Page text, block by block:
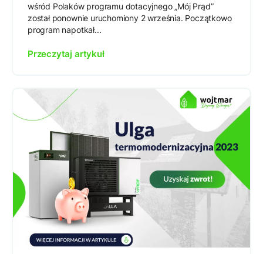
wśród Polaków programu dotacyjnego „Mój Prąd”
został ponownie uruchomiony 2 września. Początkowo
program napotkał...
Przeczytaj artykuł